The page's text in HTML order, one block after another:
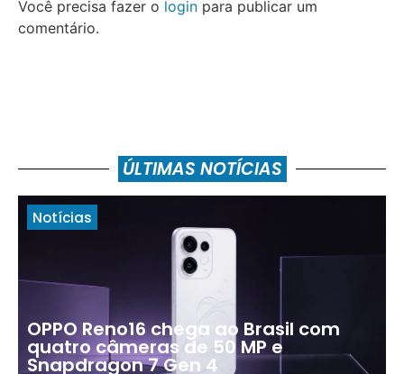
Você precisa fazer o login para publicar um
comentário.
ÚLTIMAS NOTÍCIAS
Notícias
OPPO Reno16 chega ao Brasil com
quatro câmeras de 50 MP e
Snapdragon 7 Gen 4